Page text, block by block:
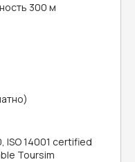
300 м
ISO 14001 certified
Toursim